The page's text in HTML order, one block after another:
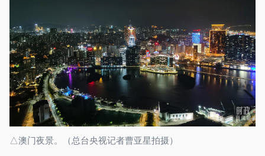
△澳门夜景。（总台央视记者曹亚星拍摄）